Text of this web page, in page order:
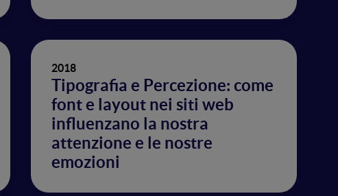
2018
Tipografia e Percezione: come
font e layout nei siti web
influenzano la nostra
attenzione e le nostre
emozioni